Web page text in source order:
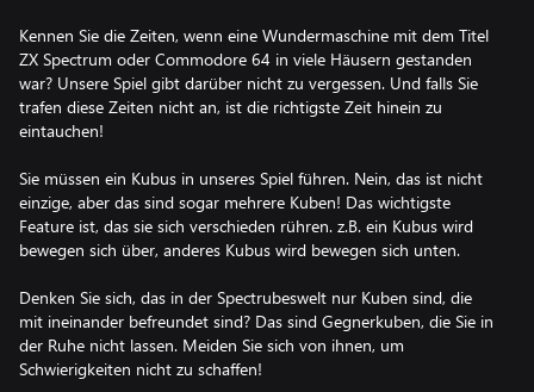
Kennen Sie die Zeiten, wenn eine Wundermaschine mit dem Titel
ZX Spectrum oder Commodore 64 in viele Häusern gestanden
war? Unsere Spiel gibt darüber nicht zu vergessen. Und falls Sie
trafen diese Zeiten nicht an, ist die richtigste Zeit hinein zu
eintauchen!
Sie müssen ein Kubus in unseres Spiel führen. Nein, das ist nicht
einzige, aber das sind sogar mehrere Kuben! Das wichtigste
Feature ist, das sie sich verschieden rühren. z.B. ein Kubus wird
bewegen sich über, anderes Kubus wird bewegen sich unten.
Denken Sie sich, das in der Spectrubeswelt nur Kuben sind, die
mit ineinander befreundet sind? Das sind Gegnerkuben, die Sie in
der Ruhe nicht lassen. Meiden Sie sich von ihnen, um
Schwierigkeiten nicht zu schaffen!